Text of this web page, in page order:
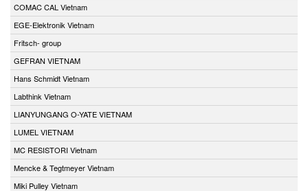
COMAC CAL Vietnam
EGE-Elektronik Vietnam
Fritsch- group
GEFRAN VIETNAM
Hans Schmidt Vietnam
Labthink Vietnam
LIANYUNGANG O-YATE VIETNAM
LUMEL VIETNAM
MC RESISTORI Vietnam
Mencke & Tegtmeyer Vietnam
Miki Pulley Vietnam